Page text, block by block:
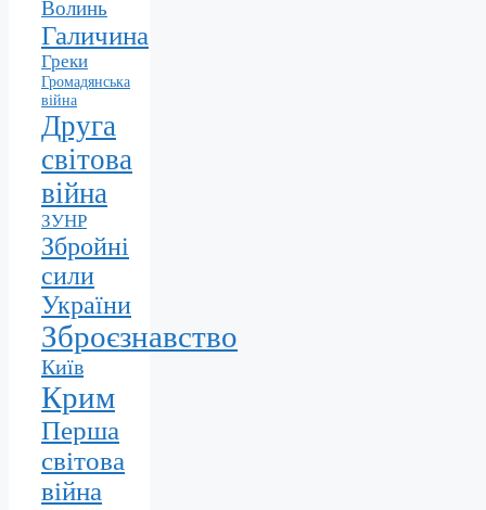
Волинь
Галичина
Греки
Громадянська
війна
Друга
світова
війна
ЗУНР
Збройні
сили
України
Зброєзнавство
Київ
Крим
Перша
світова
війна